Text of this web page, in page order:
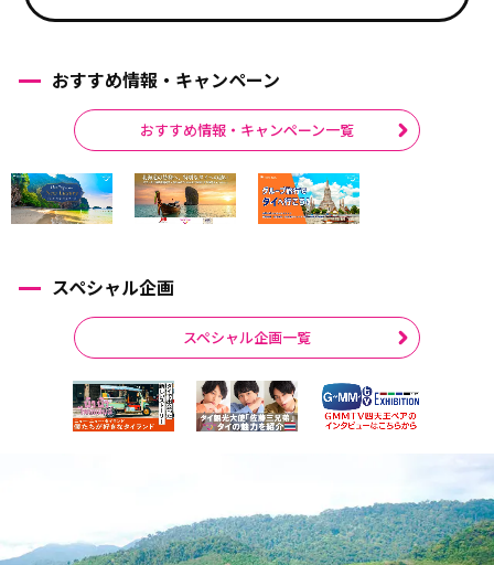
おすすめ情報・キャンペーン
おすすめ情報・キャンペーン一覧
スペシャル企画
スペシャル企画一覧